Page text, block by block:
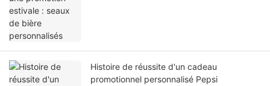
Histoire de réussite d'un cadeau
promotionnel personnalisé Pepsi